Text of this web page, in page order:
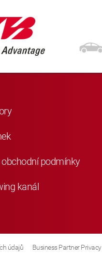
podmínky
kanál
údajů Business Partner Privacy